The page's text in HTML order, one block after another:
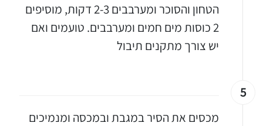
הטחון והסוכר ומערבבים 2-3 דקות, מוסיפים
2 כוסות מים חמים ומערבבים. טועמים ואם
יש צורך מתקנים תיבול
5
מכסים את הסיר במגבת ובמכסה ומנמיכים